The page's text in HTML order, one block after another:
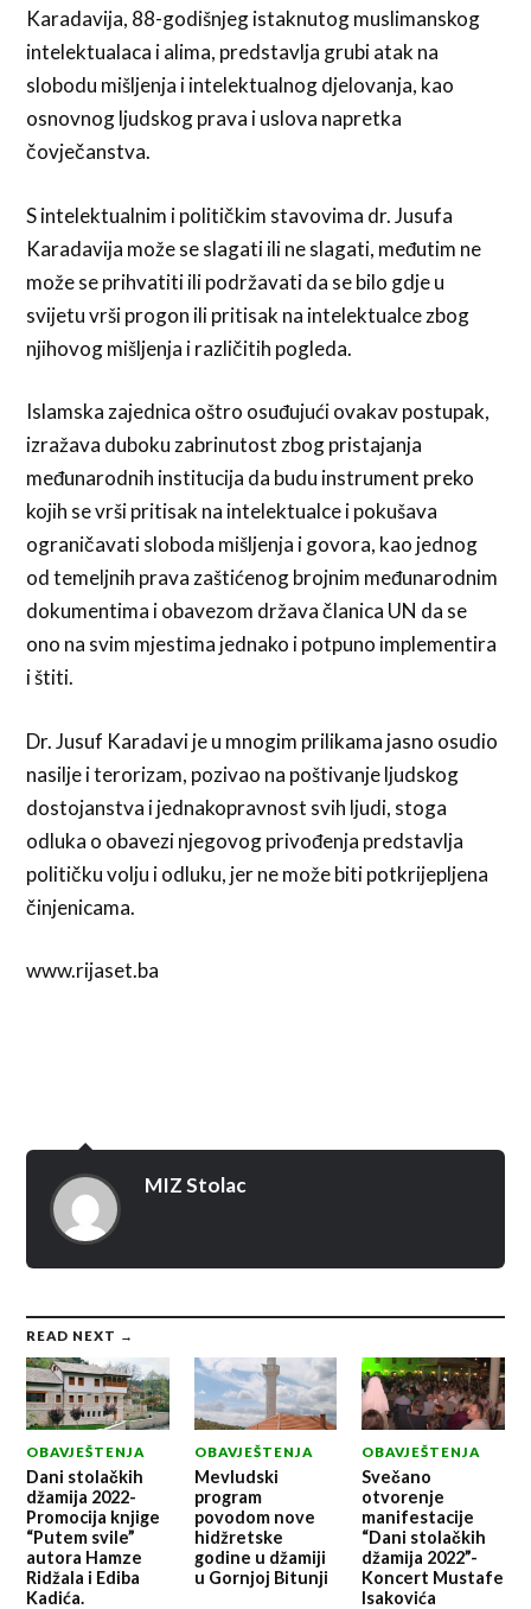
Karadavija, 88-godišnjeg istaknutog muslimanskog
intelektualaca i alima, predstavlja grubi atak na
slobodu mišljenja i intelektualnog djelovanja, kao
osnovnog ljudskog prava i uslova napretka
čovječanstva.
S intelektualnim i političkim stavovima dr. Jusufa
Karadavija može se slagati ili ne slagati, međutim ne
može se prihvatiti ili podržavati da se bilo gdje u
svijetu vrši progon ili pritisak na intelektualce zbog
njihovog mišljenja i različitih pogleda.
Islamska zajednica oštro osuđujući ovakav postupak,
izražava duboku zabrinutost zbog pristajanja
međunarodnih institucija da budu instrument preko
kojih se vrši pritisak na intelektualce i pokušava
ograničavati sloboda mišljenja i govora, kao jednog
od temeljnih prava zaštićenog brojnim međunarodnim
dokumentima i obavezom država članica UN da se
ono na svim mjestima jednako i potpuno implementira
i štiti.
Dr. Jusuf Karadavi je u mnogim prilikama jasno osudio
nasilje i terorizam, pozivao na poštivanje ljudskog
dostojanstva i jednakopravnost svih ljudi, stoga
odluka o obavezi njegovog privođenja predstavlja
političku volju i odluku, jer ne može biti potkrijepljena
činjenicama.
www.rijaset.ba
MIZ Stolac
READ NEXT →
OBAVJEŠTENJA
Dani stolačkih
džamija 2022-
Promocija knjige
“Putem svile”
autora Hamze
Ridžala i Ediba
Kadića.
OBAVJEŠTENJA
Mevludski
program
povodom nove
hidžretske
godine u džamiji
u Gornjoj Bitunji
OBAVJEŠTENJA
Svečano
otvorenje
manifestacije
“Dani stolačkih
džamija 2022”-
Koncert Mustafe
Isakovića